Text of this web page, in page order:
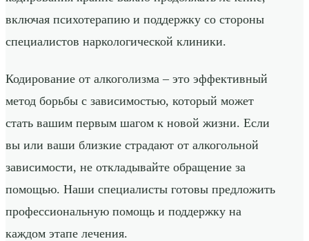
включая психотерапию и поддержку со стороны
специалистов наркологической клиники.
Кодирование от алкоголизма – это эффективный
метод борьбы с зависимостью, который может
стать вашим первым шагом к новой жизни. Если
вы или ваши близкие страдают от алкогольной
зависимости, не откладывайте обращение за
помощью. Наши специалисты готовы предложить
профессиональную помощь и поддержку на
каждом этапе лечения.